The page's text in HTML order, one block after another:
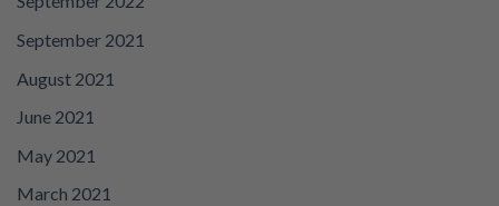
September 2021
August 2021
June 2021
May 2021
March 2021